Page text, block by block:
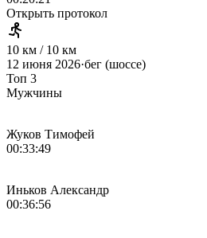
Открыть протокол
10 км / 10 км
12 июня 2026·бег (шоссе)
Топ 3
Мужчины
Жуков Тимофей
00:33:49
Иньков Александр
00:36:56